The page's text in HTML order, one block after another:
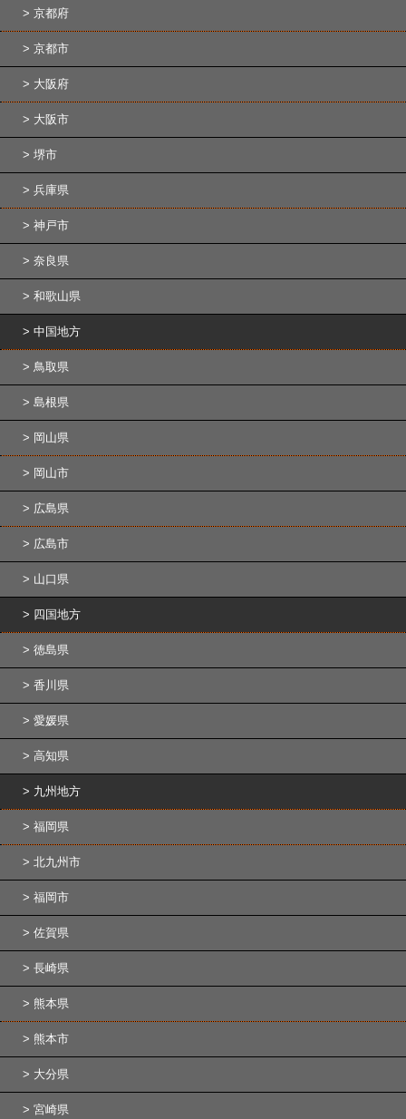
京都府
京都市
大阪府
大阪市
堺市
兵庫県
神戸市
奈良県
和歌山県
中国地方
鳥取県
島根県
岡山県
岡山市
広島県
広島市
山口県
四国地方
徳島県
香川県
愛媛県
高知県
九州地方
福岡県
北九州市
福岡市
佐賀県
長崎県
熊本県
熊本市
大分県
宮崎県